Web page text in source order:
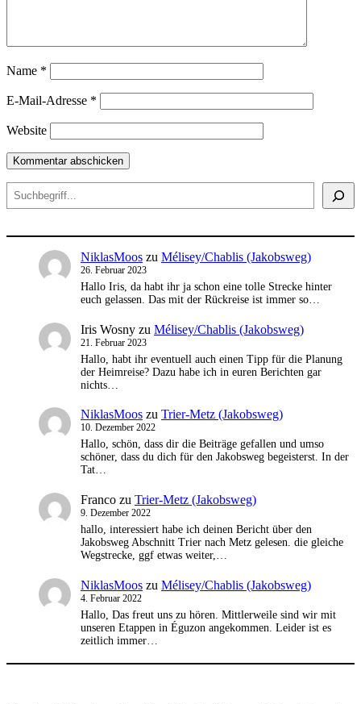
Name *
E-Mail-Adresse *
Website
Suchen
NiklasMoos zu Mélisey/Chablis (Jakobsweg)
26. Februar 2023
Hallo Iris, da habt ihr ja schon eine tolle Strecke hinter
euch gelassen. Das mit der Rückreise ist immer so…
Iris Wosny zu Mélisey/Chablis (Jakobsweg)
21. Februar 2023
Hallo, habt ihr eventuell auch einen Tipp für die Planung
der Heimreise? Dazu habe ich in euren Berichten gar
nichts…
NiklasMoos zu Trier-Metz (Jakobsweg)
10. Dezember 2022
Hallo, schön, dass dir die Beiträge gefallen und umso
schöner, dass du dich für den Jakobsweg begeisterst. In der
Tat…
Franco zu Trier-Metz (Jakobsweg)
9. Dezember 2022
hallo, interessiert habe ich deinen Bericht über den
Jakobsweg Abschnitt Trier nach Metz gelesen. die gleiche
Wegstrecke, ggf etwas weiter,…
NiklasMoos zu Mélisey/Chablis (Jakobsweg)
4. Februar 2022
Hallo, Das freut uns zu hören. Mittlerweile sind wir mit
unseren Etappen in Éguzon angekommen. Leider ist es
zeitlich immer…